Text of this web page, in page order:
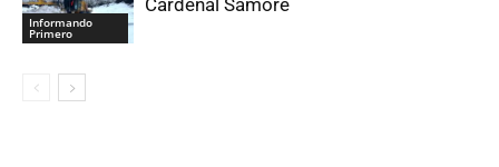
Informando
Primero
Cardenal Samoré